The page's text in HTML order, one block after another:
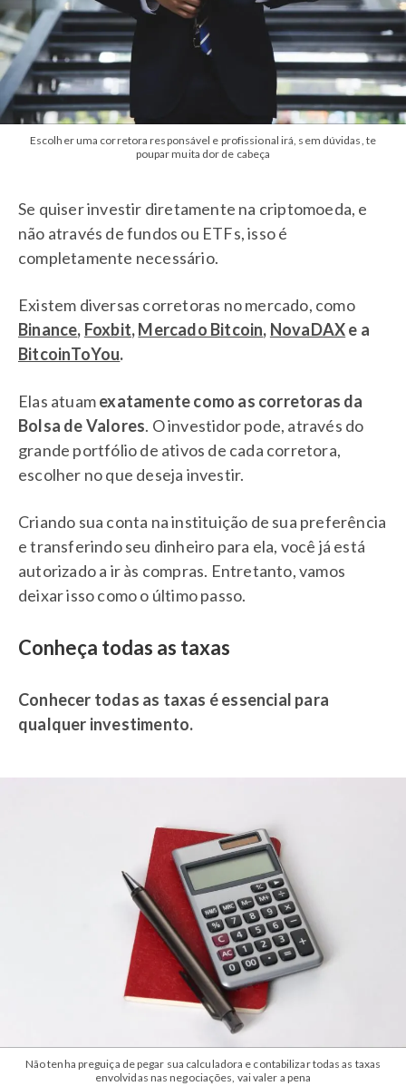
Escolher uma corretora responsável e profissional irá, sem dúvidas, te
poupar muita dor de cabeça
Se quiser investir diretamente na criptomoeda, e
não através de fundos ou ETFs, isso é
completamente necessário.
Existem diversas corretoras no mercado, como
Binance, Foxbit,Mercado Bitcoin, NovaDAXe a
BitcoinToYou.
Elas atuamexatamente como as corretoras da
Bolsa de Valores. O investidor pode, através do
grande portfólio de ativos de cada corretora,
escolher no que deseja investir.
Criando sua conta na instituição de sua preferência
e transferindo seu dinheiro para ela, você já está
autorizado a ir às compras. Entretanto, vamos
deixar isso como o último passo.
Conheça todas as taxas
Conhecer todas as taxas é essencial para
qualquer investimento.
Não tenha preguiça de pegar sua calculadora e contabilizar todas as taxas
envolvidas nas negociações, vai valer a pena